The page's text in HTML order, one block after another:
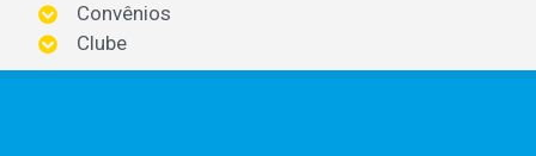
Convênios
Clube